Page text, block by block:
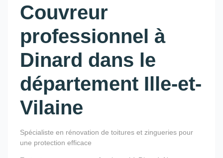
Couvreur
professionnel à
Dinard dans le
département Ille-et-
Vilaine
Spécialiste en rénovation de toitures et zingueries pour
une protection efficace